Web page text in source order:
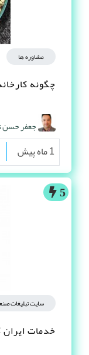
مشاوره ها
چگونه
جعفر حسن
1 ماه پیش
5
سایت تبلیغات
خدمات ایران